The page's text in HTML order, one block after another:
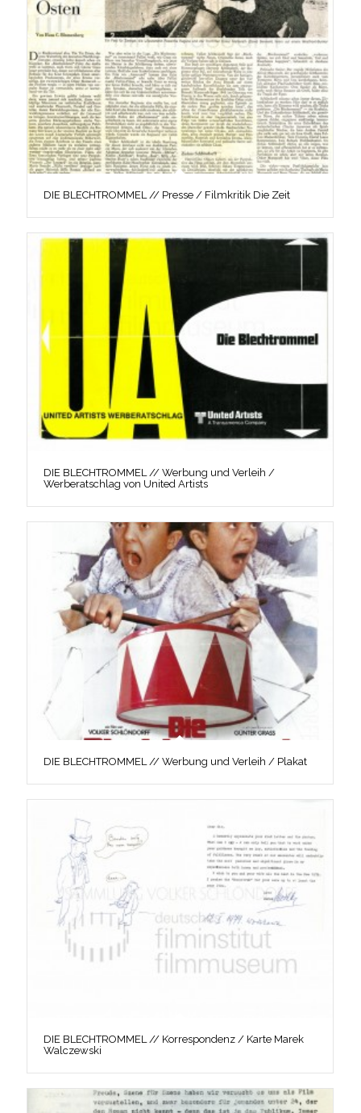
DIE BLECHTROMMEL // Presse / Filmkritik Die Zeit
DIE BLECHTROMMEL // Werbung und Verleih /
Werberatschlag von United Artists
DIE BLECHTROMMEL // Werbung und Verleih / Plakat
DIE BLECHTROMMEL // Korrespondenz / Karte Marek
Walczewski